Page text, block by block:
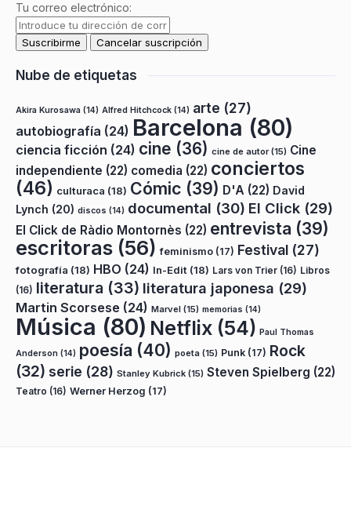
Tu correo electrónico:
Nube de etiquetas
Akira Kurosawa (14) Alfred Hitchcock (14) arte (27)
autobiografía (24) Barcelona (80)
ciencia ficción (24) cine (36) cine de autor(15) Cine
independiente (22) comedia (22) conciertos
(46) culturaca (18) Cómic (39) D'A (22) David
Lynch (20) discos (14) documental (30) El Click (29)
El Click de Ràdio Montornès (22) entrevista (39)
escritoras (56) feminismo (17) Festival (27)
fotografía (18) HBO (24) In-Edit (18) Lars von Trier (16) Libros
(16) literatura (33) literatura japonesa (29)
Martin Scorsese (24) Marvel (15) memorias (14)
Música (80) Netflix (54) Paul Thomas
Anderson (14) poesía (40) poeta (15) Punk (17) Rock
(32) serie (28) Stanley Kubrick (15) Steven Spielberg (22)
Teatro (16) Werner Herzog (17)